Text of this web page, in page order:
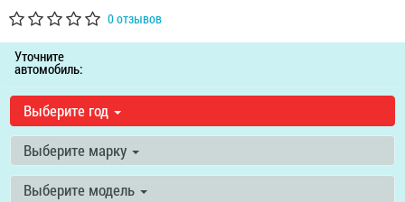
0 отзывов
Уточните
автомобиль:
Выберите год
Выберите марку
Выберите модель